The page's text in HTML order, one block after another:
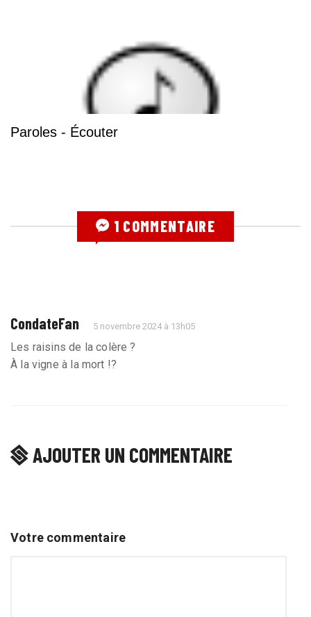
Paroles - Écouter
1 COMMENTAIRE
CondateFan 5 novembre 2024 à 13h05
Les raisins de la colère ?
À la vigne à la mort !?
AJOUTER UN COMMENTAIRE
Votre commentaire